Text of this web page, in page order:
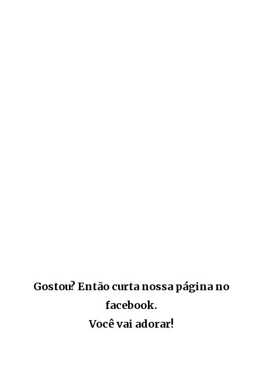
Gostou? Então curta nossa página no
facebook.
Você vai adorar!